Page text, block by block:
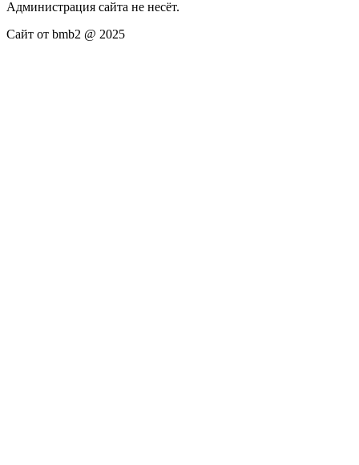
Администрация сайта не несёт.
Сайт от bmb2 @ 2025